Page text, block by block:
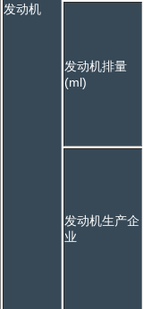
发动机
发动机排量
(ml)
发动机生产企
业